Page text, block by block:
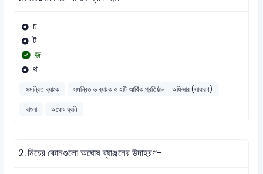
চ
ট
জ
থ
সমন্বিত ব্যাংক
সমন্বিত ৬ ব্যাংক ও ২টি আর্থিক প্রতিষ্ঠান - অফিসার (সাধারণ)
বাংলা
অঘোষ ধ্বনি
2.নিচের কোনগুলো অঘোষ ব্যাঞ্জনের উদাহরণ-